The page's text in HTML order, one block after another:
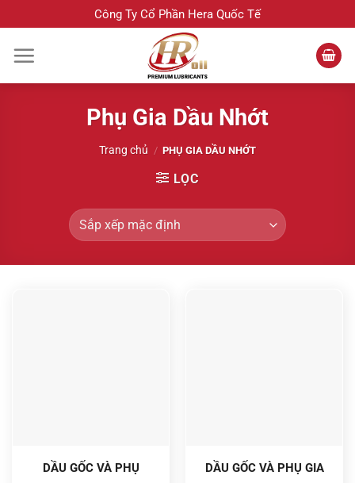
qua
nội
Công Ty Cổ Phần Hera Quốc Tế
Phụ Gia Dầu Nhớt
Trang chủ / PHỤ GIA DẦU NHỚT
LỌC
DẦU GỐC VÀ PHỤ DẦU GỐC VÀ PHỤ GIA